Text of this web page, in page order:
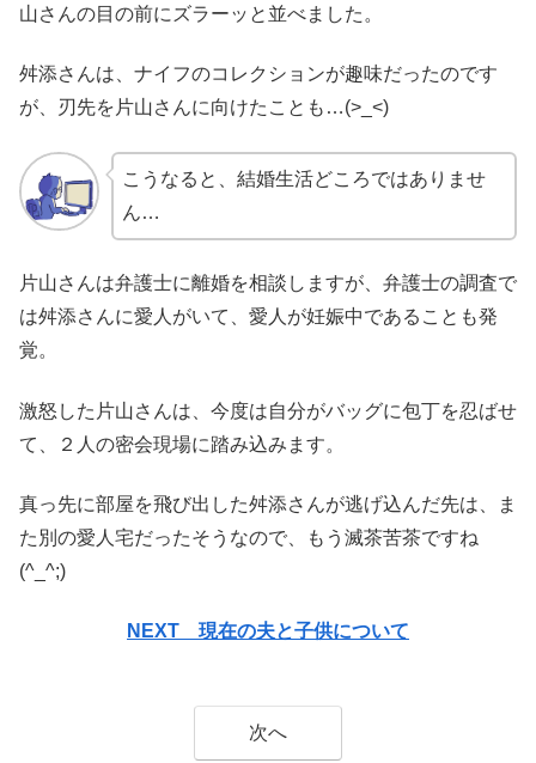
山さんの目の前にズラーッと並べました。
舛添さんは、ナイフのコレクションが趣味だったのです
が、刃先を片山さんに向けたことも…(>_<)
こうなると、結婚生活どころではありませ
ん…
片山さんは弁護士に離婚を相談しますが、弁護士の調査で
は舛添さんに愛人がいて、愛人が妊娠中であることも発
覚。
激怒した片山さんは、今度は自分がバッグに包丁を忍ばせ
て、２人の密会現場に踏み込みます。
真っ先に部屋を飛び出した舛添さんが逃げ込んだ先は、ま
た別の愛人宅だったそうなので、もう滅茶苦茶ですね
(^_^;)
NEXT 現在の夫と子供について
次へ